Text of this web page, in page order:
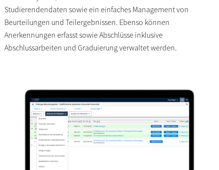
Studierendendaten sowie ein einfaches Management von
Beurteilungen und Teilergebnissen. Ebenso können
Anerkennungen erfasst sowie Abschlüsse inklusive
Abschlussarbeiten und Graduierung verwaltet werden.